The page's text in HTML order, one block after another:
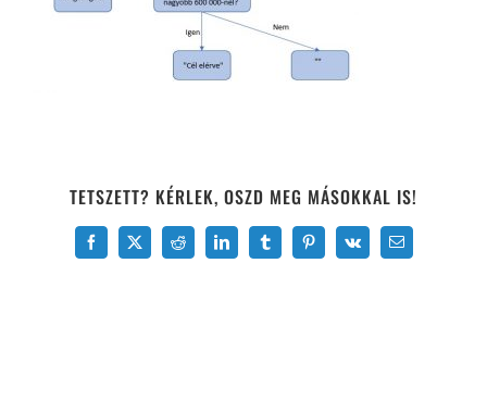
TETSZETT? KÉRLEK, OSZD MEG MÁSOKKAL IS!
Facebook
X Reddit LinkedInTumblrPinterest
Vk Email: